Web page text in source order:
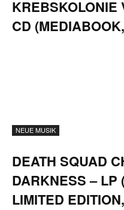
KREBSKOLONIE
CD
NEUE MUSIK
DEATH SQUAD
DARKNESS – LP
LIMITED